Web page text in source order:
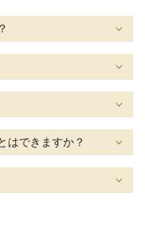
はできますか？